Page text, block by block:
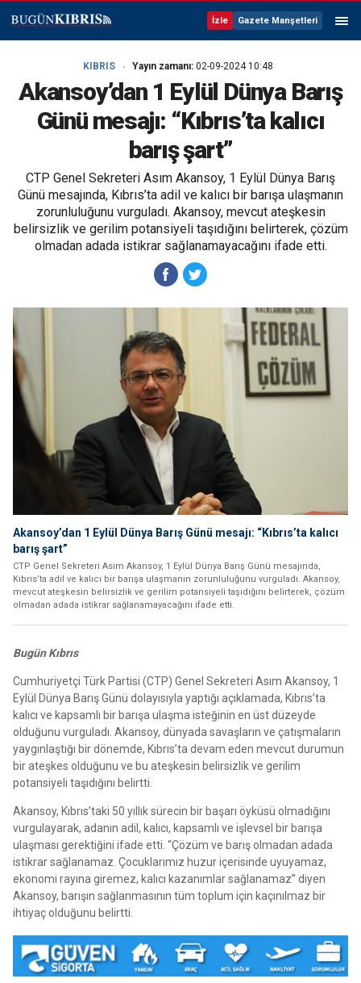
İzle Gazete Manşetleri
KIBRIS Yayın zamanı: 02-09-2024 10:48
Akansoy’dan 1 Eylül Dünya Barış
Günü mesajı: “Kıbrıs’ta kalıcı
barış şart”
CTP Genel Sekreteri Asım Akansoy, 1 Eylül Dünya Barış
Günü mesajında, Kıbrıs’ta adil ve kalıcı bir barışa ulaşmanın
zorunluluğunu vurguladı. Akansoy, mevcut ateşkesin
belirsizlik ve gerilim potansiyeli taşıdığını belirterek, çözüm
olmadan adada istikrar sağlanamayacağını ifade etti.
Akansoy’dan 1 Eylül Dünya Barış Günü mesajı: “Kıbrıs’ta kalıcı
barış şart”
CTP Genel Sekreteri Asım Akansoy, 1 Eylül Dünya Barış Günü mesajında,
Kıbrıs’ta adil ve kalıcı bir barışa ulaşmanın zorunluluğunu vurguladı. Akansoy,
mevcut ateşkesin belirsizlik ve gerilim potansiyeli taşıdığını belirterek, çözüm
olmadan adada istikrar sağlanamayacağını ifade etti.
Bugün Kıbrıs
Cumhuriyetçi Türk Partisi (CTP) Genel Sekreteri Asım Akansoy, 1
Eylül Dünya Barış Günü dolayısıyla yaptığı açıklamada, Kıbrıs’ta
kalıcı ve kapsamlı bir barışa ulaşma isteğinin en üst düzeyde
olduğunu vurguladı. Akansoy, dünyada savaşların ve çatışmaların
yaygınlaştığı bir dönemde, Kıbrıs’ta devam eden mevcut durumun
bir ateşkes olduğunu ve bu ateşkesin belirsizlik ve gerilim
potansiyeli taşıdığını belirtti.
Akansoy, Kıbrıs’taki 50 yıllık sürecin bir başarı öyküsü olmadığını
vurgulayarak, adanın adil, kalıcı, kapsamlı ve işlevsel bir barışa
ulaşması gerektiğini ifade etti. “Çözüm ve barış olmadan adada
istikrar sağlanamaz. Çocuklarımız huzur içerisinde uyuyamaz,
ekonomi rayına giremez, kalıcı kazanımlar sağlanamaz” diyen
Akansoy, barışın sağlanmasının tüm toplum için kaçınılmaz bir
ihtiyaç olduğunu belirtti.